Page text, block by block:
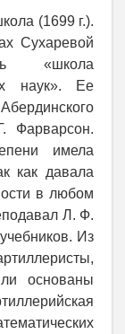
(1699 г.).
Сухаревой
«школа
наук». Ее
Фарварсон.
имела
как давала
в любом
Л. Ф.
Из
основаны